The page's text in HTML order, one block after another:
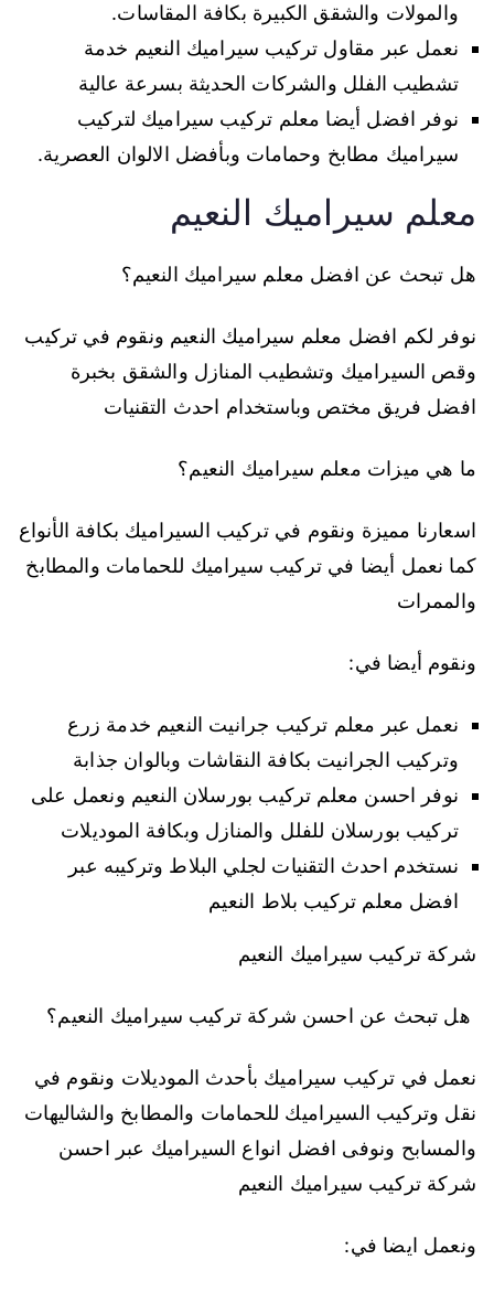
والمولات والشقق الكبيرة بكافة المقاسات.
نعمل عبر مقاول تركيب سيراميك النعيم خدمة
تشطيب الفلل والشركات الحديثة بسرعة عالية
نوفر افضل أيضا معلم تركيب سيراميك لتركيب
سيراميك مطابخ وحمامات وبأفضل الالوان العصرية.
معلم سيراميك النعيم
هل تبحث عن افضل معلم سيراميك النعيم؟
نوفر لكم افضل معلم سيراميك النعيم ونقوم في تركيب
وقص السيراميك وتشطيب المنازل والشقق بخبرة
افضل فريق مختص وباستخدام احدث التقنيات
ما هي ميزات معلم سيراميك النعيم؟
اسعارنا مميزة ونقوم في تركيب السيراميك بكافة الأنواع
كما نعمل أيضا في تركيب سيراميك للحمامات والمطابخ
والممرات
ونقوم أيضا في:
نعمل عبر معلم تركيب جرانيت النعيم خدمة زرع
وتركيب الجرانيت بكافة النقاشات وبالوان جذابة
نوفر احسن معلم تركيب بورسلان النعيم ونعمل على
تركيب بورسلان للفلل والمنازل وبكافة الموديلات
نستخدم احدث التقنيات لجلي البلاط وتركيبه عبر
افضل معلم تركيب بلاط النعيم
شركة تركيب سيراميك النعيم
هل تبحث عن احسن شركة تركيب سيراميك النعيم؟
نعمل في تركيب سيراميك بأحدث الموديلات ونقوم في
نقل وتركيب السيراميك للحمامات والمطابخ والشاليهات
والمسابح ونوفى افضل انواع السيراميك عبر احسن
شركة تركيب سيراميك النعيم
ونعمل ايضا في: